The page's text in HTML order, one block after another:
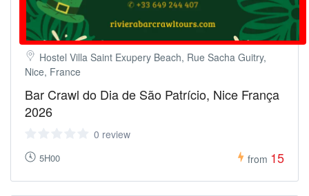
Hostel Villa Saint Exupery Beach, Rue Sacha Guitry,
Nice, France
Bar Crawl do Dia de São Patrício, Nice França
2026
0 review
5H00 from 15